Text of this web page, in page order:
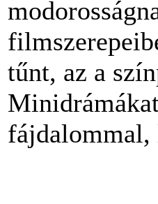
tűnt, az a
fájdalommal,